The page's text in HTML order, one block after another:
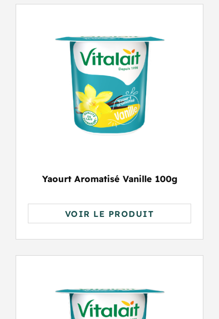
Yaourt Aromatisé Vanille 100g
VOIR LE PRODUIT